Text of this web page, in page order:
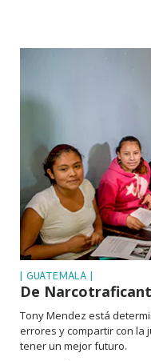
| GUATEMALA |
De
Tony Mendez está
errores y compartir con la
tener un mejor futuro.